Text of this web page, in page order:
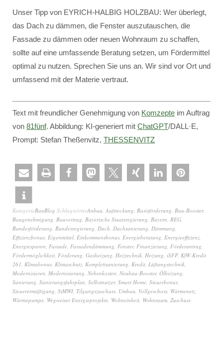
Unser Tipp von EYRICH-HALBIG HOLZBAU: Wer überlegt,
das Dach zu dämmen, die Fenster auszutauschen, die
Fassade zu dämmen oder neuen Wohnraum zu schaffen,
sollte auf eine umfassende Beratung setzen, um Fördermittel
optimal zu nutzen. Sprechen Sie uns an. Wir sind vor Ort und
umfassend mit der Materie vertraut.
Text mit freundlicher Genehmigung von Komzepte im Auftrag
von 81fünf. Abbildung: KI-generiert mit ChatGPT/DALL·E,
Prompt: Stefan Theßenvitz, THESSENVITZ
KategorieBauBlog SchlagwörterAnbau, Aufstockung, Basisförderung, Bau-Booster,
Baugenehmigung, Bauvertrag, Bayerische Staatsregierung, Bayern, BEG,
Bundesförderung, Bundesregierung, Dach, Dachsanierung, Dämmung,
Effizienzbonus, Eigenmittel, Einkommensbonus, Energieberatung, Energieeffizienz,
Energiesparen, Fassade, Fassadendämmung, Fenster, Finanzierung, Förderantrag,
Fördermöglichkeit, Förderung, Gasheizung, Heiztechnik, Heizung, iSFP, KfW-Kredit
261, Klimabonus, Klimaschutz, Komplettsanierung, Kredit, Lüftungstechnik,
Modernisieren, Modernisierung, Nebenkosten, Neubau-Booster, Ölheizung,
Sanierung, Sanierungsfahrplan, Selbstnutzer, Smart Home, Steuerbonus,
Steuerermäßigung, StMWI, Tilgungszuschuss, Umbau, Vollgeschoss, Wärmenetz,
Wärmepumpe, Wegweiser Energieprojekte, Wohneinheit, Wohnraum, Zuschuss